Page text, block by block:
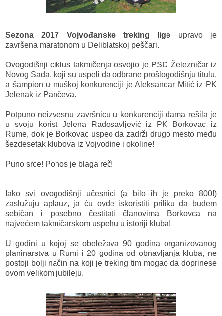
Sezona 2017 Vojvođanske treking lige upravo je
završena maratonom u Deliblatskoj peščari.
Ovogodišnji ciklus takmičenja osvojio je PSD Železničar iz
Novog Sada, koji su uspeli da odbrane prošlogodišnju titulu,
a šampion u muškoj konkurenciji je Aleksandar Mitić iz PK
Jelenak iz Pančeva.
Potpuno neizvesnu završnicu u konkurenciji dama rešila je
u svoju korist Jelena Radosavljević iz PK Borkovac iz
Rume, dok je Borkovac uspeo da zadrži drugo mesto među
šezdesetak klubova iz Vojvodine i okoline!
Puno srce! Ponos je blaga reč!
Iako svi ovogodišnji učesnici (a bilo ih je preko 800!)
zaslužuju aplauz, ja ću ovde iskoristiti priliku da budem
sebičan i posebno čestitati članovima Borkovca na
najvećem takmičarskom uspehu u istoriji kluba!
U godini u kojoj se obeležava 90 godina organizovanog
planinarstva u Rumi i 20 godina od obnavljanja kluba, ne
postoji bolji način na koji je treking tim mogao da doprinese
ovom velikom jubileju.